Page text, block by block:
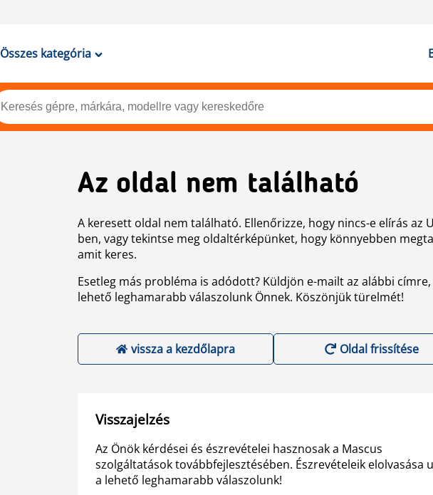
Összes kategória
Az oldal nem található
A keresett oldal nem található. Ellenőrizze, hogy nincs-e elírás az
ben, vagy tekintse meg oldaltérképünket, hogy könnyebben
amit keres.
Esetleg más probléma is adódott? Küldjön e-mailt az alábbi címre,
lehető leghamarabb válaszolunk Önnek. Köszönjük türelmét!
vissza a kezdőlapra Oldal frissítése
Visszajelzés
Az Önök kérdései és észrevételei hasznosak a Mascus
szolgáltatások továbbfejlesztésében. Észrevételeik elolvasása
a lehető leghamarabb válaszolunk!